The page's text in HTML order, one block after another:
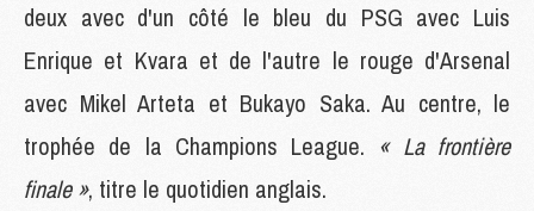
deux avec d'un côté le bleu du PSG avec Luis
Enrique et Kvara et de l'autre le rouge d'Arsenal
avec Mikel Arteta et Bukayo Saka. Au centre, le
trophée de la Champions League. « La frontière
finale », titre le quotidien anglais.